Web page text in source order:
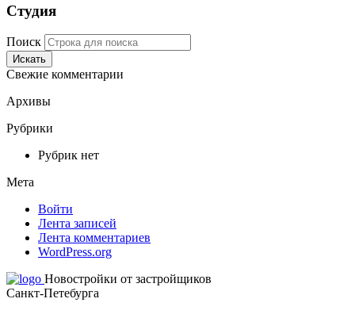
Студия
Поиск
Искать
Свежие комментарии
Архивы
Рубрики
Рубрик нет
Мета
Войти
Лента записей
Лента комментариев
WordPress.org
Новостройки от застройщиков
Санкт-Петебурга